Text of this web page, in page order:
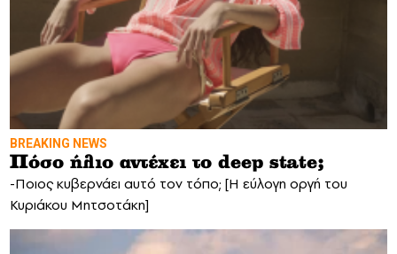
BREAKING NEWS
Πόσο ήλιο αντέχει το deep state;
-Ποιος κυβερνάει αυτό τον τόπο; [Η εύλογη οργή του
Κυριάκου Μητσοτάκη]